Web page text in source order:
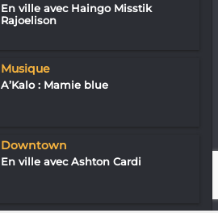
En ville avec Haingo Misstik
Rajoelison
Musique
A’Kalo : Mamie blue
Downtown
En ville avec Ashton Cardi